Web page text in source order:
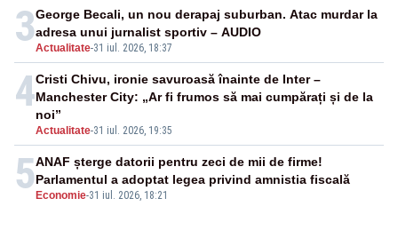
3Actualitate-31 iul. 2026, 18:37
George Becali, un nou derapaj suburban. Atac murdar la
adresa unui jurnalist sportiv – AUDIO
4
Actualitate-31 iul. 2026, 19:35
Cristi Chivu, ironie savuroasă înainte de Inter –
Manchester City: „Ar fi frumos să mai cumpărați și de la
noi”
5 Economie-31 iul. 2026, 18:21
ANAF șterge datorii pentru zeci de mii de firme!
Parlamentul a adoptat legea privind amnistia fiscală